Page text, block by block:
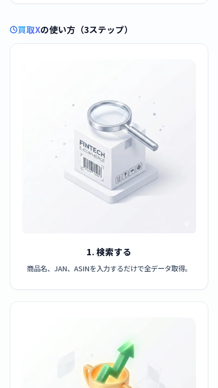
買取Xの使い方（3ステップ）
1. 検索する
商品名、JAN、ASINを入力するだけで全データ取得。